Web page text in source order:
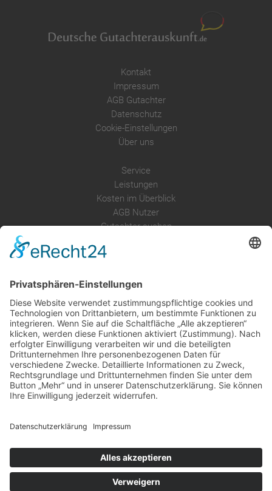
Kontakt
Impressum
AGB Gutachter
Datenschutz
Cookie-Einstellungen
Über uns
Service
Leistungen
Kosten im Überblick
AGB Nutzer
Gutachter suchen
Anfrage
Presse
Partner: Der DGuSV
als Gutachter eintragen
Infos für Suchende